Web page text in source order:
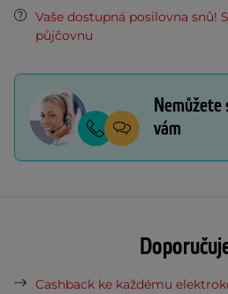
Vaše dostupná posilovna snů!
půjčovnu
Nemůžete
vám
Cashback ke každému